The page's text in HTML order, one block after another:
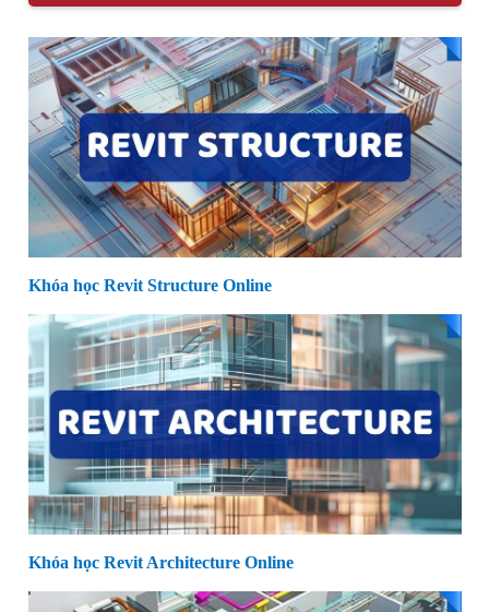
Khóa học Revit Structure Online
Khóa học Revit Architecture Online